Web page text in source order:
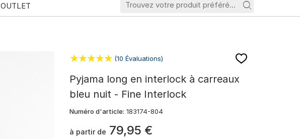
OUTLET
(10 Évaluations)
Pyjama long en interlock à carreaux
bleu nuit - Fine Interlock
Numéro d'article: 183174-804
à partir de 79,95 €